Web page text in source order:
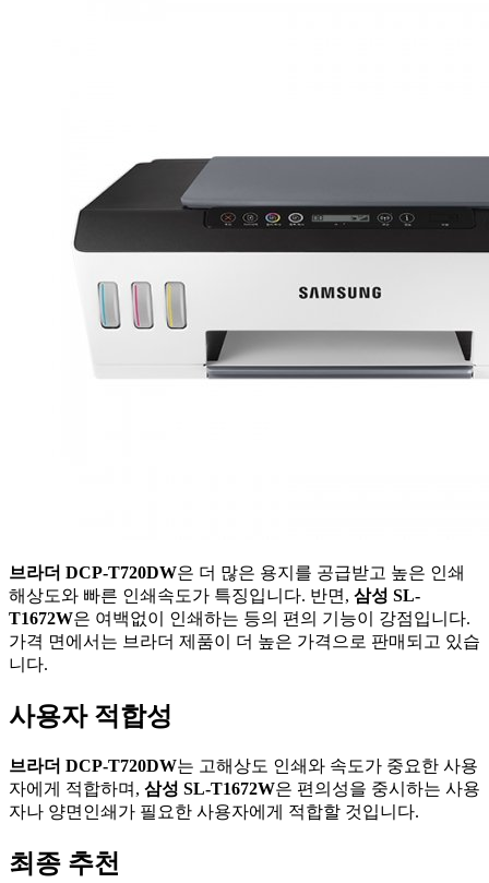
브라더 DCP-T720DW은 더 많은 용지를 공급받고 높은 인쇄
해상도와 빠른 인쇄속도가 특징입니다. 반면, 삼성 SL-
T1672W은 여백없이 인쇄하는 등의 편의 기능이 강점입니다.
가격 면에서는 브라더 제품이 더 높은 가격으로 판매되고 있습
니다.
사용자 적합성
브라더 DCP-T720DW는 고해상도 인쇄와 속도가 중요한 사용
자에게 적합하며, 삼성 SL-T1672W은 편의성을 중시하는 사용
자나 양면인쇄가 필요한 사용자에게 적합할 것입니다.
최종 추천